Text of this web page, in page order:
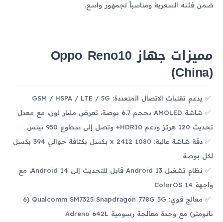
ضمن فئته السعرية ومناسباً لجمهور واسع.
مميزات جهاز Oppo Reno10
(China)
يدعم تقنيات الاتصال المتعددة: GSM / HSPA / LTE / 5G
شاشة AMOLED بحجم 6.7 بوصة، تعرض مليار لون، مع معدل
تحديث 120 هرتز ودعم HDR10+ وتصل إلى سطوع 950 نيتس
دقة شاشة عالية: 1080 x 2412 بكسل بكثافة حوالي 394 بكسل
لكل بوصة
نظام تشغيل Android 13 قابل للتحديث إلى Android 14، مع
واجهة ColorOS 14
معالج قوي: Qualcomm SM7325 Snapdragon 778G 5G (6
نانومتر) مع وحدة معالجة رسومية Adreno 642L